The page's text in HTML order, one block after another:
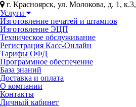
г. Красноярск, ул. Молокова, д. 1,
Услуги
Изготовление печатей и штампов
Изготовление ЭЦП
Техническое обслуживание
Регистрация Касс-Онлайн
Тарифы ОФД
Программное обеспечение
База знаний
Доставка и оплата
О компании
Контакты
Личный кабинет